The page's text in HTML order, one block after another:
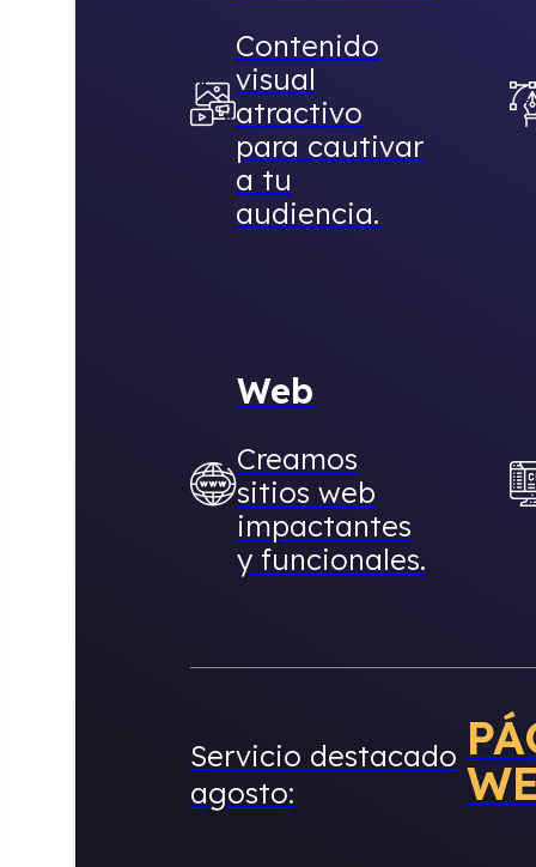
Contenido
visual
atractivo
para cautivar
a tu
audiencia.
Web
Creamos
sitios web
impactantes
y funcionales.
Servicio destacado
agosto: